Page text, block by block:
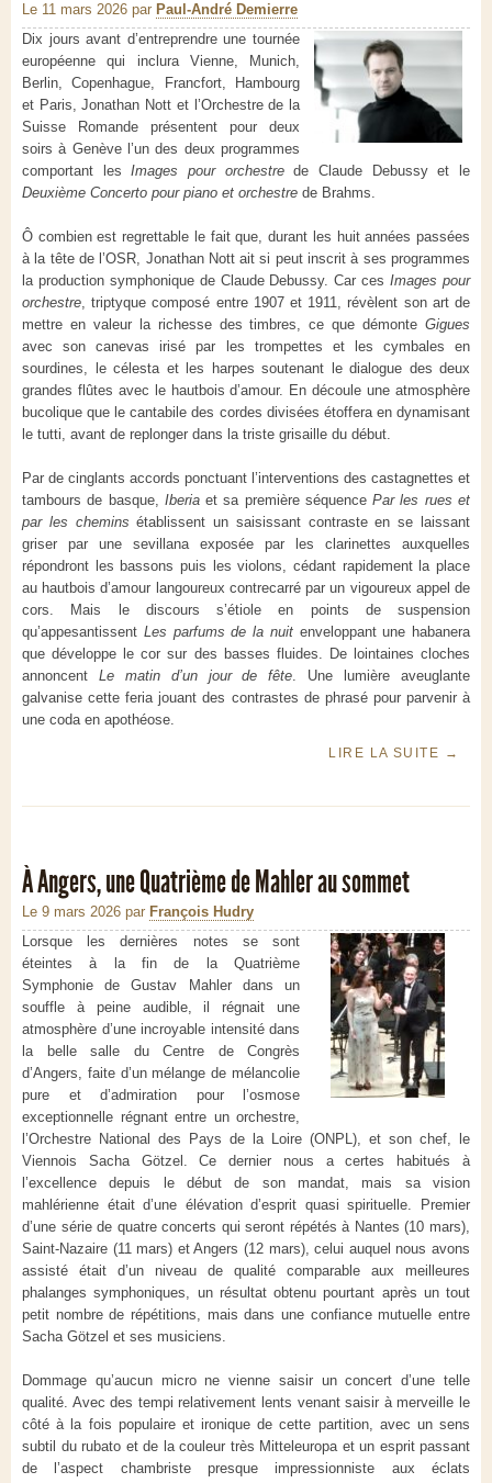
Le 11 mars 2026 par Paul-André Demierre
Dix jours avant d’entreprendre une tournée
européenne qui inclura Vienne, Munich,
Berlin, Copenhague, Francfort, Hambourg
et Paris, Jonathan Nott et l’Orchestre de la
Suisse Romande présentent pour deux
soirs à Genève l’un des deux programmes
comportant lesImages pour orchestrede Claude Debussy et le
Deuxième Concerto pour piano et orchestre de Brahms.
Ô combien est regrettable le fait que, durant les huit années passées
à la tête de l’OSR, Jonathan Nott ait si peut inscrit à ses programmes
la production symphonique de Claude Debussy. Car cesImages pour
orchestre, triptyque composé entre 1907 et 1911, révèlent son art de
mettre en valeur la richesse des timbres, ce que démonte Gigues
avec son canevas irisé par les trompettes et les cymbales en
sourdines, le célesta et les harpes soutenant le dialogue des deux
grandes flûtes avec le hautbois d’amour. En découle une atmosphère
bucolique que le cantabile des cordes divisées étoffera en dynamisant
le tutti, avant de replonger dans la triste grisaille du début.
Par de cinglants accords ponctuant l’interventions des castagnettes et
tambours de basque, Iberiaet sa première séquencePar les rues et
par les chemins établissent un saisissant contraste en se laissant
griser par une sevillana exposée par les clarinettes auxquelles
répondront les bassons puis les violons, cédant rapidement la place
au hautbois d’amour langoureux contrecarré par un vigoureux appel de
cors. Mais le discours s’étiole en points de suspension
qu’appesantissent Les parfums de la nuitenveloppant une habanera
que développe le cor sur des basses fluides. De lointaines cloches
annoncent Le matin d’un jour de fête. Une lumière aveuglante
galvanise cette feria jouant des contrastes de phrasé pour parvenir à
une coda en apothéose.
LIRE LA SUITE →
À Angers, une Quatrième de Mahler au sommet
Le 9 mars 2026 par François Hudry
Lorsque les dernières notes se sont
éteintes à la fin de la Quatrième
Symphonie de Gustav Mahler dans un
souffle à peine audible, il régnait une
atmosphère d’une incroyable intensité dans
la belle salle du Centre de Congrès
d’Angers, faite d’un mélange de mélancolie
pure et d’admiration pour l’osmose
exceptionnelle régnant entre un orchestre,
l’Orchestre National des Pays de la Loire (ONPL), et son chef, le
Viennois Sacha Götzel. Ce dernier nous a certes habitués à
l’excellence depuis le début de son mandat, mais sa vision
mahlérienne était d’une élévation d’esprit quasi spirituelle. Premier
d’une série de quatre concerts qui seront répétés à Nantes (10 mars),
Saint-Nazaire (11 mars) et Angers (12 mars), celui auquel nous avons
assisté était d’un niveau de qualité comparable aux meilleures
phalanges symphoniques, un résultat obtenu pourtant après un tout
petit nombre de répétitions, mais dans une confiance mutuelle entre
Sacha Götzel et ses musiciens.
Dommage qu’aucun micro ne vienne saisir un concert d’une telle
qualité. Avec des tempi relativement lents venant saisir à merveille le
côté à la fois populaire et ironique de cette partition, avec un sens
subtil du rubato et de la couleur très Mitteleuropa et un esprit passant
de l’aspect chambriste presque impressionniste aux éclats